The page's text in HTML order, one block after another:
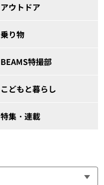
アウトドア
乗り物
BEAMS特撮部
こどもと暮らし
特集・連載